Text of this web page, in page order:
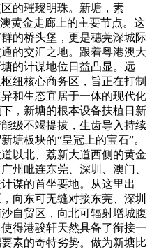
的璀璨明珠。新塘，素
黄金走廊上的主要节点。这
的桥头堡，更是穗莞深城际
的交汇之地。跟着粤港澳大
的计谋地位日益凸显。远
纽核心商务区，旨正在打制
和生态宜居于一体的现代化
，新塘的根本设备扶植日新
级不竭提拔，生齿导入持续
塘板块的“皇冠上的宝石”。
以北、荔新大道西侧的黄金
州毗连东莞、深圳、澳门、
谋的首坐要地。从这里出
向东可无缝对接东莞、深圳
自贸区，向北可辐射增城腹
得港骏轩天然具备了衔接一
素的奇特劣势。做为新塘比